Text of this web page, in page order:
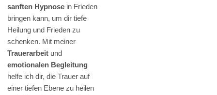
sanften Hypnose in Frieden
bringen kann, um dir tiefe
Heilung und Frieden zu
schenken. Mit meiner
Trauerarbeit und
emotionalen Begleitung
helfe ich dir, die Trauer auf
einer tiefen Ebene zu heilen